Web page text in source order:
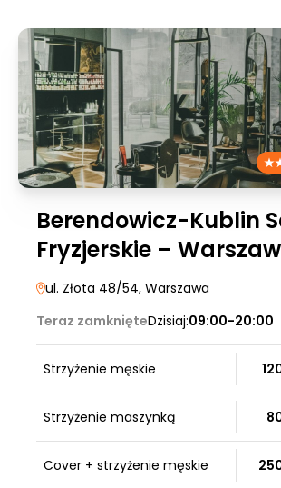
Berendowicz-Kublin
Fryzjerskie –
ul. Złota 48/54, Warszawa
Teraz zamknięteDzisiaj:09:00-20:00
Strzyżenie męskie
Strzyżenie maszynką
Cover + strzyżenie męskie